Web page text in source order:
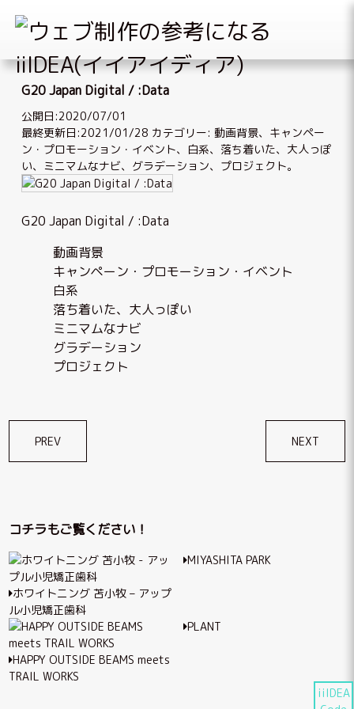
Skip
content
iiIDEA
G20 Japan Digital / :Data
公開日:2020/07/01
最終更新日:2021/01/28 カテゴリー: 動画背景、 キャンペー
ン・プロモーション・イベント、 白系、 落ち着いた、大人っぽ
い、 ミニマムなナビ、 グラデーション、 プロジェクト。
G20 Japan Digital / :Data
動画背景
キャンペーン・プロモーション・イベント
白系
落ち着いた、大人っぽい
ミニマムなナビ
グラデーション
プロジェクト
稿
ゲ
ー
シ
ョ
ン
PREV NEXT
コチラもご覧ください！
ホワイトニング 苫小牧 – アップ
ル小児矯正歯科
MIYASHITA PARK
HAPPY OUTSIDE BEAMS meets
TRAIL WORKS
PLANT